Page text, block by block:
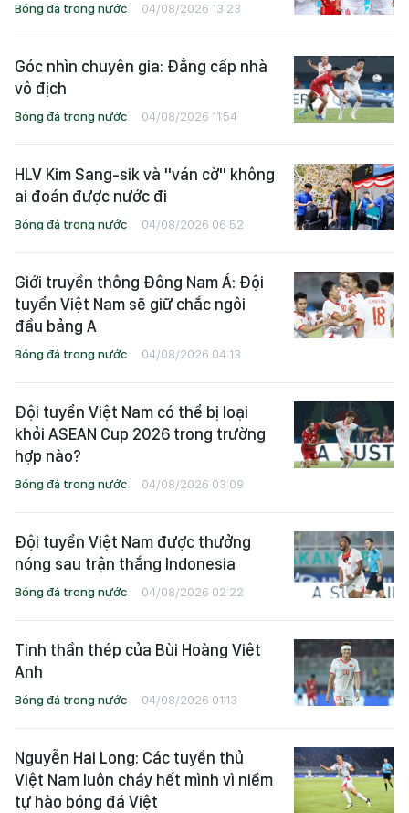
Bóng đá trong nước 04/08/2026 13:23
Góc nhìn chuyên gia: Đẳng cấp nhà
vô địch
Bóng đá trong nước 04/08/2026 11:54
HLV Kim Sang-sik và "ván cờ" không
ai đoán được nước đi
Bóng đá trong nước 04/08/2026 06:52
Giới truyền thông Đông Nam Á: Đội
tuyển Việt Nam sẽ giữ chắc ngôi
đầu bảng A
Bóng đá trong nước 04/08/2026 04:13
Đội tuyển Việt Nam có thể bị loại
khỏi ASEAN Cup 2026 trong trường
hợp nào?
Bóng đá trong nước 04/08/2026 03:09
Đội tuyển Việt Nam được thưởng
nóng sau trận thắng Indonesia
Bóng đá trong nước 04/08/2026 02:22
Tinh thần thép của Bùi Hoàng Việt
Anh
Bóng đá trong nước 04/08/2026 01:13
Nguyễn Hai Long: Các tuyển thủ
Việt Nam luôn cháy hết mình vì niềm
tự hào bóng đá Việt